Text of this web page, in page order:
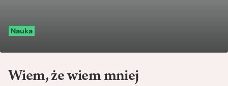
Nauka
Wiem, że wiem mniej